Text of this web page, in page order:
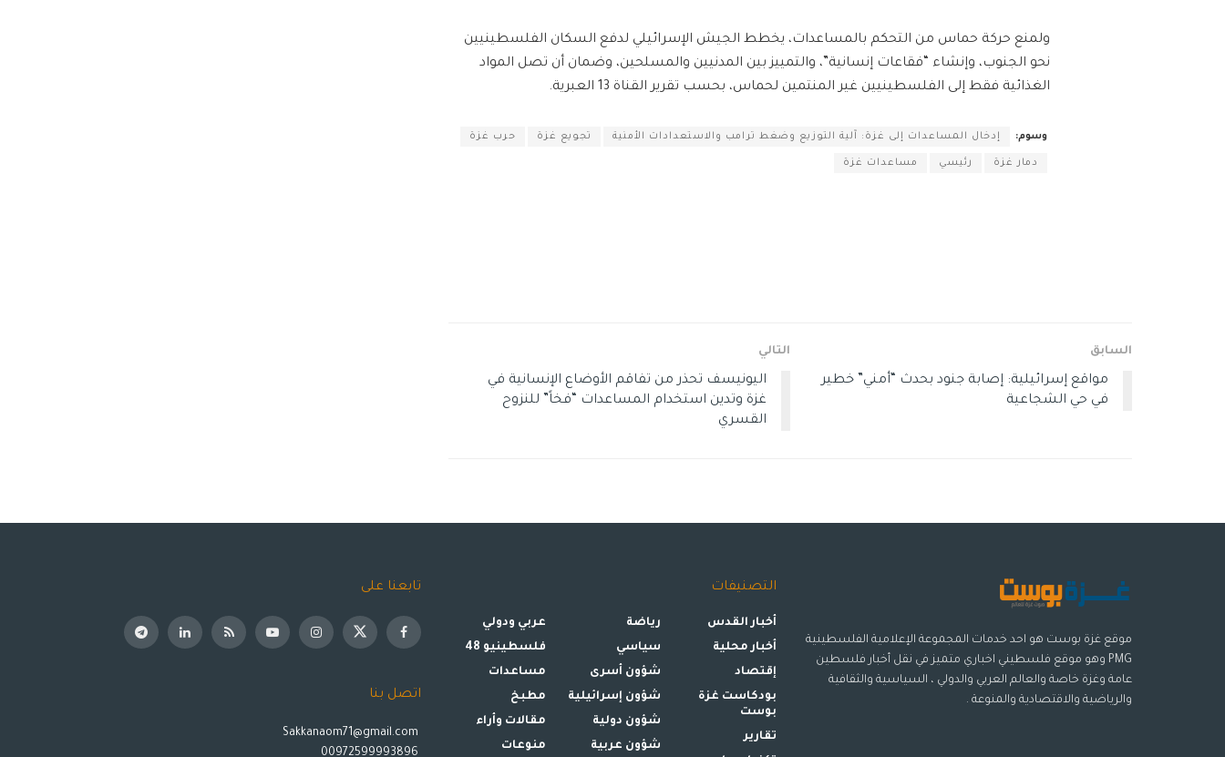
ولمنع حركة حماس من التحكم بالمساعدات، يخطط الجيش الإسرائيلي لدفع السكان الفلسطينيين
نحو الجنوب، وإنشاء “فقاعات إنسانية”، والتمييز بين المدنيين والمسلحين، وضمان أن تصل المواد
الغذائية فقط إلى الفلسطينيين غير المنتمين لحماس، بحسب تقرير القناة 13 العبرية.
وسوم: إدخال المساعدات إلى غزة: آلية التوزيع وضغط ترامب والاستعدادات الأمنية تجويع غزة حرب غزة
دمار غزة رئيسي مساعدات غزة
السابق
مواقع إسرائيلية: إصابة جنود بحدث “أمني” خطير
في حي الشجاعية
التالي
اليونيسف تحذر من تفاقم الأوضاع الإنسانية في
غزة وتدين استخدام المساعدات “فخاً” للنزوح
القسري
موقع غزة بوست هو احد خدمات المجموعة الإعلامية الفلسطينية
PMG وهو موقع فلسطيني اخباري متميز في نقل أخبار فلسطين
عامة وغزة خاصة والعالم العربي والدولي ، السياسية والثقافية
والرياضية والاقتصادية والمنوعة .
التصنيفات
أخبار القدس
أخبار محلية
إقتصاد
بودكاست غزة
بوست
تقارير
رياضة
سياسي
شؤون أسرى
شؤون إسرائيلية
شؤون دولية
شؤون عربية
عربي ودولي
فلسطينيو 48
مساعدات
مطبخ
مقالات وأراء
منوعات
تابعنا على
اتصل بنا
Sakkanaom71@gmail.com